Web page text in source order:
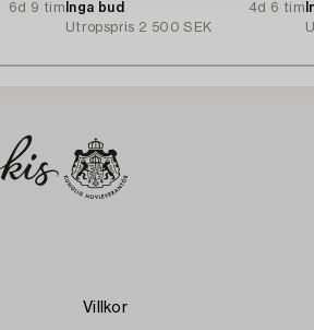
6d 9 tim Inga bud
4d 6 tim
Utropspris 2 500 SEK
Villkor